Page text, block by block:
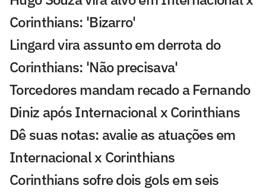
Corinthians: 'Bizarro'
Lingard vira assunto em derrota do
Corinthians: 'Não precisava'
Torcedores mandam recado a Fernando
Diniz após Internacional x Corinthians
Dê suas notas: avalie as atuações em
Internacional x Corinthians
Corinthians sofre dois gols em seis